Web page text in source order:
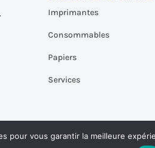
Imprimantes
Consommables
Papiers
Services
pour vous garantir la meilleure